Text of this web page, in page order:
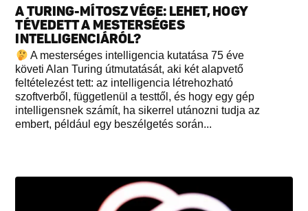
A TURING-MÍTOSZ VÉGE: LEHET, HOGY
TÉVEDETT A MESTERSÉGES
INTELLIGENCIÁRÓL?
A mesterséges intelligencia kutatása 75 éve
követi Alan Turing útmutatását, aki két alapvető
feltételezést tett: az intelligencia létrehozható
szoftverből, függetlenül a testtől, és hogy egy gép
intelligensnek számít, ha sikerrel utánozni tudja az
embert, például egy beszélgetés során...